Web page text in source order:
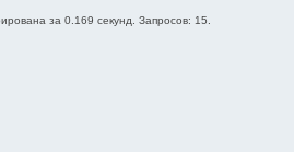
за 0.169 секунд. Запросов: 15.